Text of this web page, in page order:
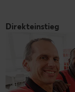
Direkteinstieg